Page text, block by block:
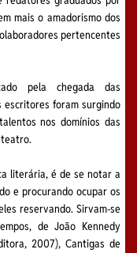
mais o amadorismo dos
pertencentes
pela chegada das
escritores foram surgindo
nos domínios das
teatro.
literária, é de se notar a
e procurando ocupar os
reservando. Sirvam-se
de João Kennedy
2007), Cantigas de